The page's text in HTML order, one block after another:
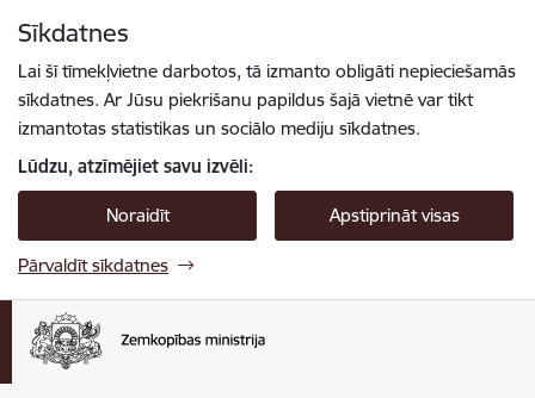
Sīkdatnes
Lai šī tīmekļvietne darbotos, tā izmanto obligāti nepieciešamās
sīkdatnes. Ar Jūsu piekrišanu papildus šajā vietnē var tikt
izmantotas statistikas un sociālo mediju sīkdatnes.
Lūdzu, atzīmējiet savu izvēli:
Noraidīt Apstiprināt visas
Pārvaldīt sīkdatnes